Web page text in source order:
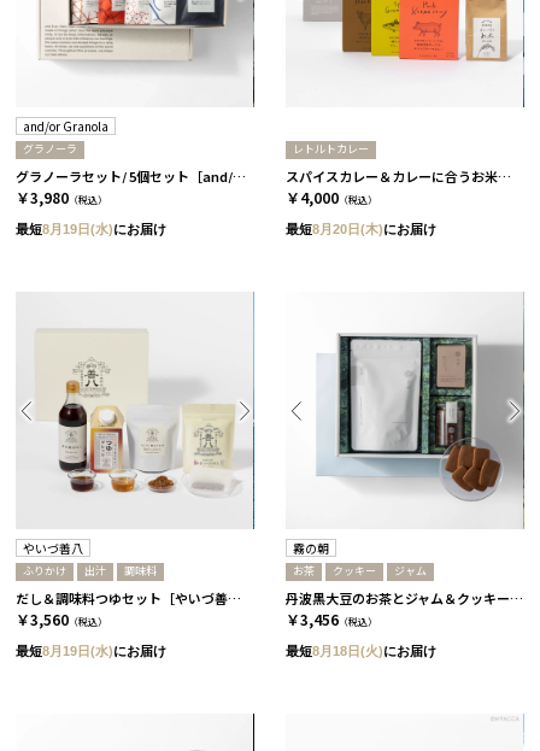
and/or Granola
グラノーラ
グラノーラセット/ 5個セット［and/or Granola］
￥3,980 （税込）
最短8月19日(水)にお届け
レトルトカレー
スパイスカレー＆カレーに合うお米セット
￥4,000 （税込）
最短8月20日(木)にお届け
やいづ善八
ふりかけ 出汁 調味料
だし＆調味料つゆセット［やいづ善八］
￥3,560 （税込）
最短8月19日(水)にお届け
霧の朝
お茶 クッキー ジャム
丹波黒大豆のお茶とジャム＆クッキーセット［霧の朝］
￥3,456 （税込）
最短8月18日(火)にお届け